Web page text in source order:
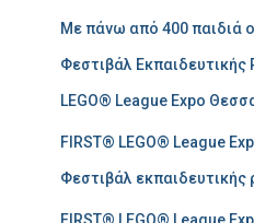
Με πάνω από 400 παιδιά
Φεστιβάλ Εκπαιδευτικής
LEGO® League Expo
FIRST® LEGO® League
Φεστιβάλ εκπαιδευτικής